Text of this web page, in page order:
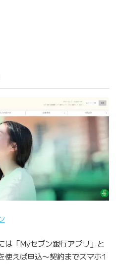
は「Myセブン銀行アプリ」と
使えば申込〜契約までスマホ1